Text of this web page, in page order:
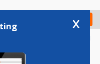
Check in
x